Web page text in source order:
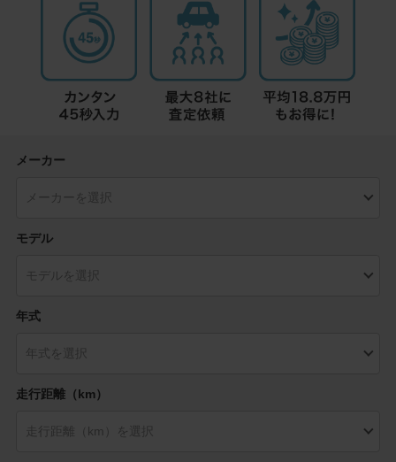
メーカー
モデル
年式
走行距離（km）